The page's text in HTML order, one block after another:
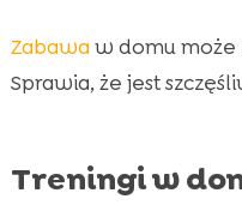
Zabawa w domu
Sprawia, że jest
Treningi w